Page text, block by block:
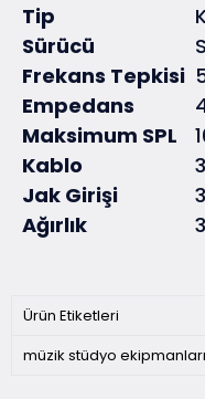
Tip
Sürücü
Frekans Tepkisi
Empedans
Maksimum SPL
Kablo
Jak Girişi
Ağırlık
Ürün Etiketleri
müzik stüdyo ekipmanları